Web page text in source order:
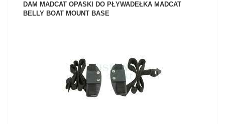
DAM MADCAT OPASKI DO PŁYWADEŁKA MADCAT
BELLY BOAT MOUNT BASE